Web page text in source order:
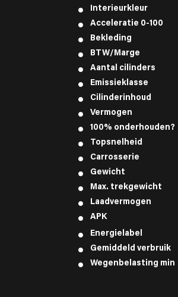
Interieurkleur
Acceleratie 0-100
Bekleding
BTW/Marge
Aantal cilinders
Emissieklasse
Cilinderinhoud
Vermogen
100% onderhouden?
Topsnelheid
Carrosserie
Gewicht
Max. trekgewicht
Laadvermogen
APK
Energielabel
Gemiddeld verbruik
Wegenbelasting min